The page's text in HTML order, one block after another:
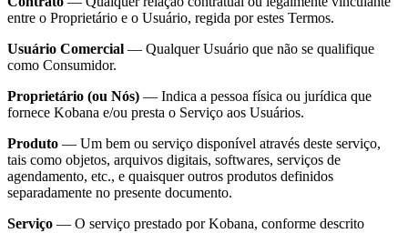
entre o Proprietário e o Usuário, regida por estes Termos.
Usuário Comercial — Qualquer Usuário que não se qualifique
como Consumidor.
Proprietário (ou Nós) — Indica a pessoa física ou jurídica que
fornece Kobana e/ou presta o Serviço aos Usuários.
Produto — Um bem ou serviço disponível através deste serviço,
tais como objetos, arquivos digitais, softwares, serviços de
agendamento, etc., e quaisquer outros produtos definidos
separadamente no presente documento.
Serviço — O serviço prestado por Kobana, conforme descrito